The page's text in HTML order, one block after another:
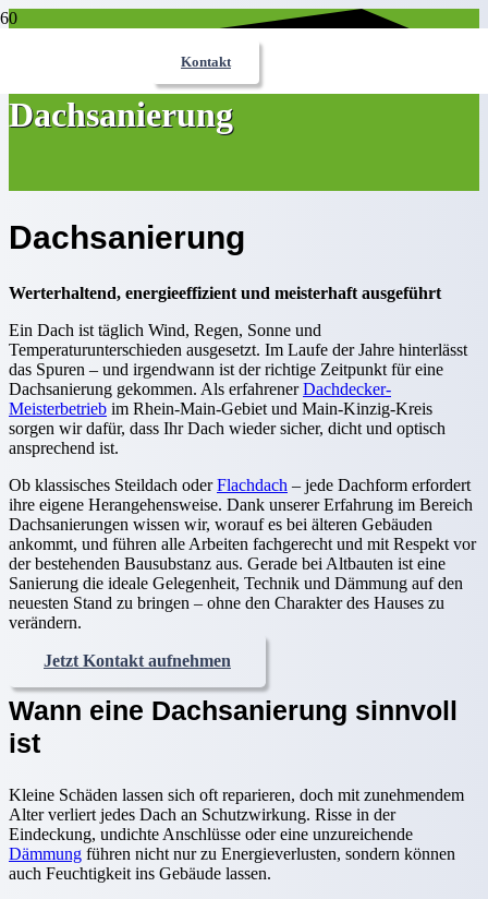
Kontakt
Dachsanierung
Dachsanierung
Werterhaltend, energieeffizient und meisterhaft ausgeführt
Ein Dach ist täglich Wind, Regen, Sonne und
Temperaturunterschieden ausgesetzt. Im Laufe der Jahre hinterlässt
das Spuren – und irgendwann ist der richtige Zeitpunkt für eine
Dachsanierung gekommen. Als erfahrenerDachdecker-
Meisterbetrieb im Rhein-Main-Gebiet und Main-Kinzig-Kreis
sorgen wir dafür, dass Ihr Dach wieder sicher, dicht und optisch
ansprechend ist.
Ob klassisches Steildach oderFlachdach – jede Dachform erfordert
ihre eigene Herangehensweise. Dank unserer Erfahrung im Bereich
Dachsanierungen wissen wir, worauf es bei älteren Gebäuden
ankommt, und führen alle Arbeiten fachgerecht und mit Respekt vor
der bestehenden Bausubstanz aus. Gerade bei Altbauten ist eine
Sanierung die ideale Gelegenheit, Technik und Dämmung auf den
neuesten Stand zu bringen – ohne den Charakter des Hauses zu
verändern.
Jetzt Kontakt aufnehmen
Wann eine Dachsanierung sinnvoll
ist
Kleine Schäden lassen sich oft reparieren, doch mit zunehmendem
Alter verliert jedes Dach an Schutzwirkung. Risse in der
Eindeckung, undichte Anschlüsse oder eine unzureichende
Dämmung führen nicht nur zu Energieverlusten, sondern können
auch Feuchtigkeit ins Gebäude lassen.